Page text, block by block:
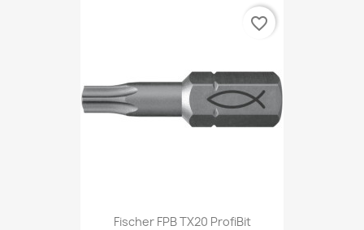
Fischer FPB TX20 ProfiBit
favorite_border